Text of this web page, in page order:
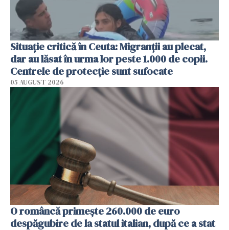
Situație critică în Ceuta: Migranții au plecat,
dar au lăsat în urma lor peste 1.000 de copii.
Centrele de protecție sunt sufocate
05 AUGUST 2026
O româncă primește 260.000 de euro
despăgubire de la statul italian, după ce a stat